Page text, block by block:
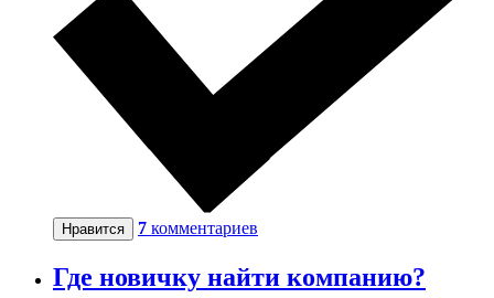
Нравится 7 комментариев
Где новичку найти компанию?